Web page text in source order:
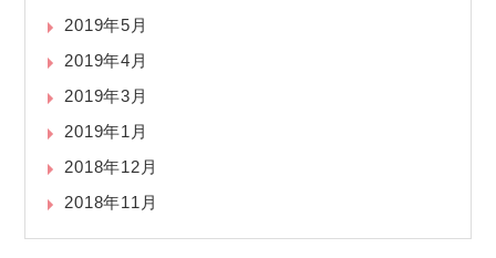
2019年5月
2019年4月
2019年3月
2019年1月
2018年12月
2018年11月